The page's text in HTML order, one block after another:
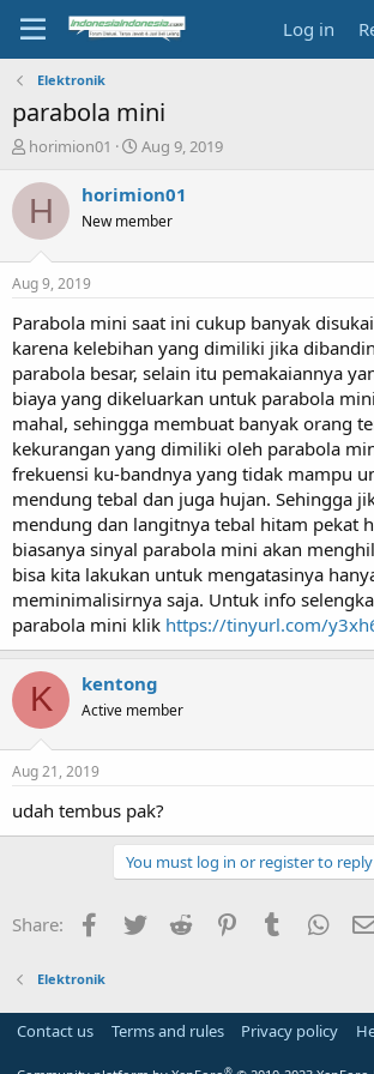
Log in
Elektronik
parabola mini
T
r
e
t
a
t
e
r
horimion01
S
a
t
e
Aug 9, 2019
H horimion01
New member
Aug 9, 2019
Parabola mini saat ini cukup banyak
karena kelebihan yang dimiliki jika
parabola besar, selain itu pemakaiannya
biaya yang dikeluarkan untuk parabola
mahal, sehingga membuat banyak orang
kekurangan yang dimiliki oleh parabola
frekuensi ku-bandnya yang tidak mampu
mendung tebal dan juga hujan. Sehingga
mendung dan langitnya tebal hitam pekat
biasanya sinyal parabola mini akan
bisa kita lakukan untuk mengatasinya
meminimalisirnya saja. Untuk info
parabola mini klik https://tinyurl.com/
K kentong
Active member
Aug 21, 2019
udah tembus pak?
You must log in or register to
Share: Facebook
Twitter Reddit PinterestTumblr
Elektronik
Contact us Terms and rules Privacy policy
®